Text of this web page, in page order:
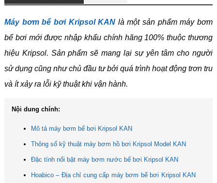
Máy bơm bể bơi Kripsol KAN là một sản phẩm máy bơm
bể bơi mới được nhập khẩu chính hãng 100% thuộc thương
hiệu Kripsol. Sản phẩm sẽ mang lại sự yên tâm cho người
sử dụng cũng như chủ đầu tư bởi quá trình hoạt động trơn tru
và ít xảy ra lỗi kỹ thuật khi vận hành.
Nội dung chính:
Mô tả máy bơm bể bơi Kripsol KAN
Thông số kỹ thuật máy bơm hồ bơi Kripsol Model KAN
Đặc tính nổi bật máy bơm nước bể bơi Kripsol KAN
Hoabico – Địa chỉ cung cấp máy bơm bể bơi Kripsol KAN